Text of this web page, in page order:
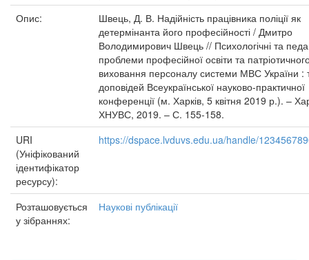
Опис:
Швець, Д. В. Надійність працівника поліції як
детермінанта його професійності / Дмитро
Володимирович Швець // Психологічні та
проблеми професійної освіти та
виховання персоналу системи МВС України :
доповідей Всеукраїнської науково-практичної
конференції (м. Харків, 5 квітня 2019 р.). –
ХНУВС, 2019. – С. 155-158.
URI
(Уніфікований
ідентифікатор
ресурсу):
https://dspace.lvduvs.edu.ua/handle/
Розташовується
у зібраннях:
Наукові публікації